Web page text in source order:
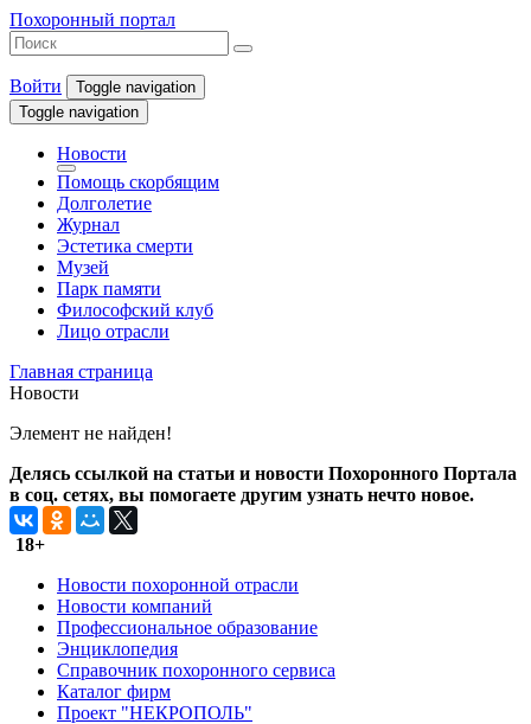
Похоронный портал
Войти
Toggle navigation
Toggle navigation
Новости
Помощь скорбящим
Долголетие
Журнал
Эстетика смерти
Музей
Парк памяти
Философский клуб
Лицо отрасли
Главная страница
Новости
Элемент не найден!
Делясь ссылкой на статьи и новости Похоронного Портала
в соц. сетях, вы помогаете другим узнать нечто новое.
18+
Новости похоронной отрасли
Новости компаний
Профессиональное образование
Энциклопедия
Справочник похоронного сервиса
Каталог фирм
Проект "НЕКРОПОЛЬ"